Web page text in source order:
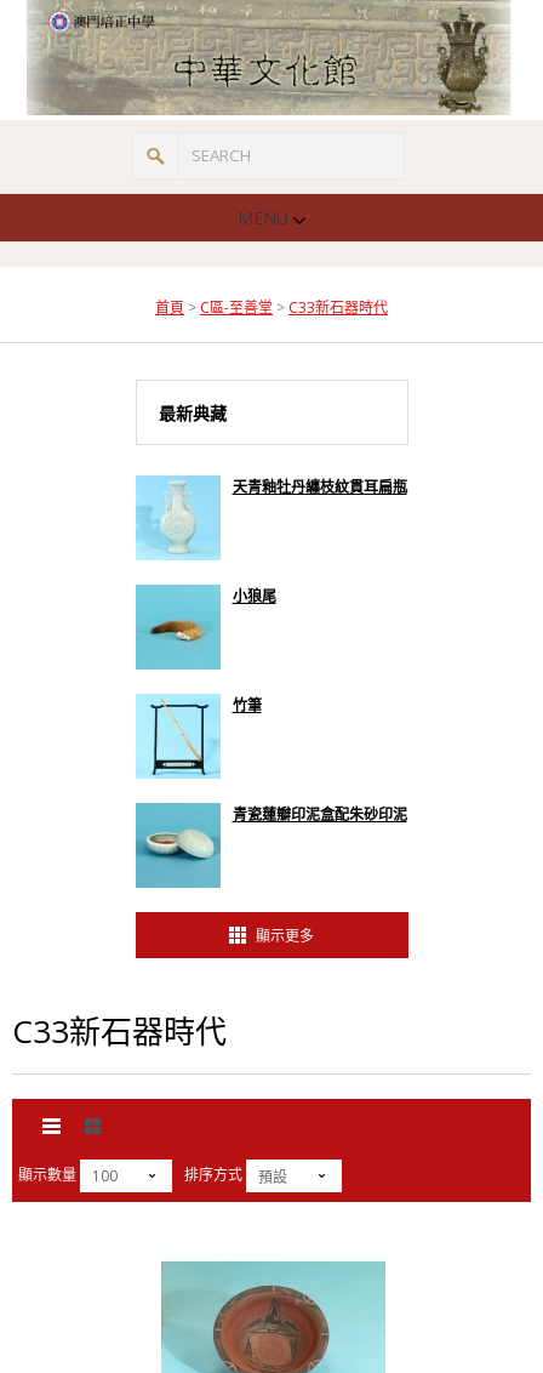
MENU
首頁 > C區-至善堂 > C33新石器時代
最新典藏
天青釉牡丹纏枝紋貫耳扁瓶
小狼尾
竹筆
青瓷蓮瓣印泥盒配朱砂印泥
顯示更多
C33新石器時代
顯示數量 100 排序方式 預設